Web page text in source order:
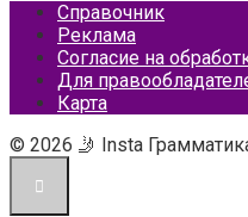
Справочник
Реклама
Согласие на
Для
Карта
© 2026 🤳 Insta